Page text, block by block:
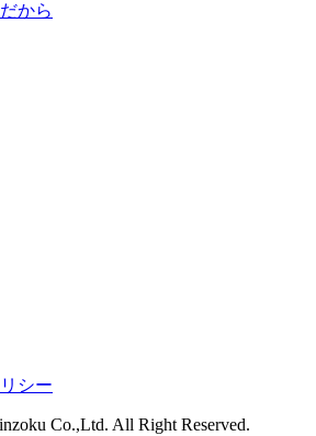
から
シー
Co.,Ltd. All Right Reserved.